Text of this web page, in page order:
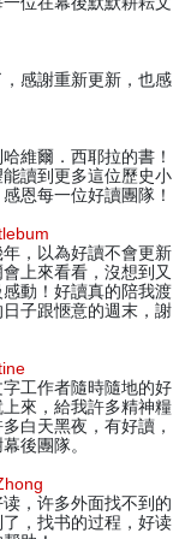
感謝重新更新，也感
維爾．西耶拉的書！
讀到更多這位歷史小
恩每一位好讀團隊！
，以為好讀不會更新
上來看看，沒想到又
動！好讀真的陪我渡
子跟愜意的週末，謝
工作者隨時隨地的好
來，給我許多精神糧
白天黑夜，有好讀，
後團隊。
，许多外面找不到的
，找书的过程，好读